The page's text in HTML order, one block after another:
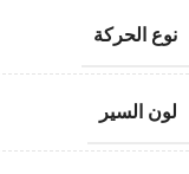
نوع الحركة
لون السير